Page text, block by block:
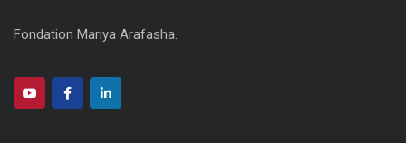
Fondation Mariya Arafasha.